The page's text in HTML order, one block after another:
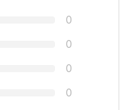
0
0
0
0